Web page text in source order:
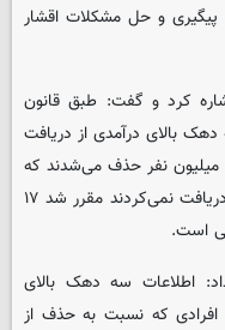
و حل مشکلات اقشار
کرد و گفت: طبق قانون
سه دهک بالای درآمدی از دریافت
یارانه حذف خواهند شد که طبق آن باید ۲۴ میلیون نفر حذف می‌شدند که
با توجه به اینکه تعدادی از این افراد یارانه دریافت نمی‌کردند مقرر شد ۱۷
است.
اطلاعات سه دهک بالای
افرادی که نسبت به حذف از